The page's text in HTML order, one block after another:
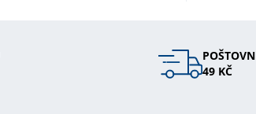
49 KČ